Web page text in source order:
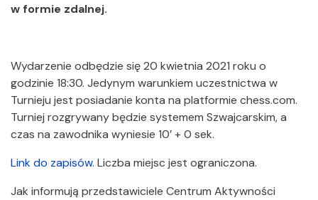
w formie zdalnej.
Wydarzenie odbędzie się 20 kwietnia 2021 roku o
godzinie 18:30. Jedynym warunkiem uczestnictwa w
Turnieju jest posiadanie konta na platformie chess.com.
Turniej rozgrywany będzie systemem Szwajcarskim, a
czas na zawodnika wyniesie 10’ + 0 sek.
Link do zapisów. Liczba miejsc jest ograniczona.
Jak informują przedstawiciele Centrum Aktywności